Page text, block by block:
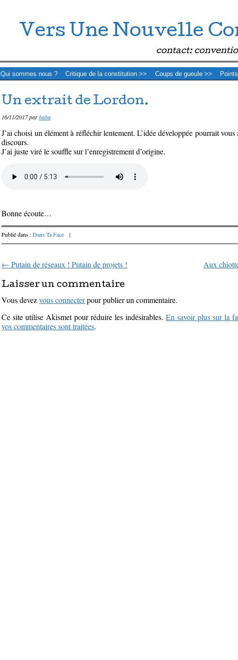
Vers Une Nouvelle
contact:
Menu ☰
Passer directement au contenu
Qui sommes nous ? Critique de la constitution >> Coups de gueule >>
Un extrait de Lordon.
16/11/2017parbaba
J’ai choisi un élément à réfléchir lentement. L’idée développée pourrait
discours.
J’ai juste viré le souffle sur l’enregistrement d’origine.
Bonne écoute…
Publié dans :Dans Ta Face |
Parcourir les articles
← Putain de réseaux ! Putain de projets ! Aux
Laisser un commentaire
Vous devezvous connecterpour publier un commentaire.
Ce site utilise Akismet pour réduire les indésirables. En savoir plus sur la
vos commentaires sont traitées.